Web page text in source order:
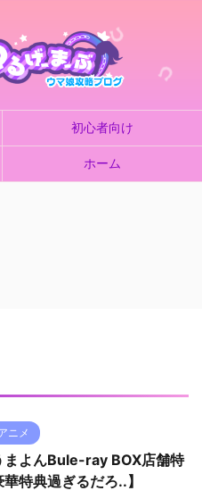
初心者向け
ホーム
ニメ
まよんBule-ray BOX店舗特
特典過ぎるだろ..】